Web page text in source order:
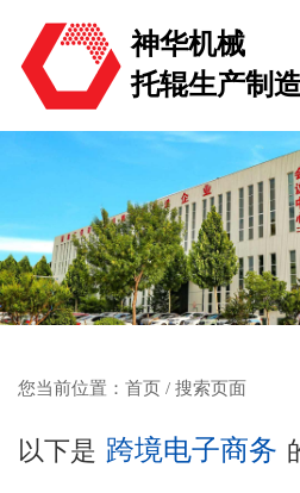
神华机械
托辊生产制
您当前位置： 首页 / 搜索页面
以下是 跨境电子商务